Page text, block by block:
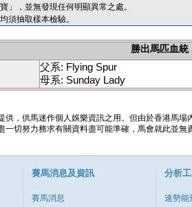
」，並無發現任何明顯異常之處。
須抽取樣本檢驗。
勝出馬匹血統
父系: Flying Spur
母系: Sunday Lady
供，供馬迷作個人娛樂資訊之用。但由於香港馬
一切努力務求有關資料盡可能準確，馬會就此並
賽馬消息及資訊
賽馬消息
分析
速勢能